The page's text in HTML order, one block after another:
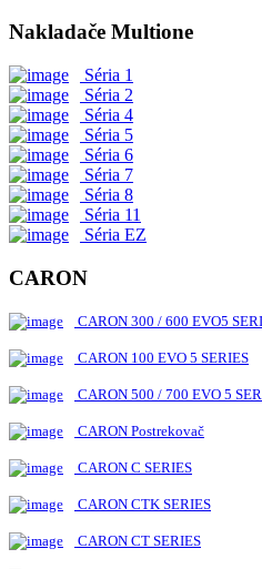
Nakladače Multione
Séria 1
Séria 2
Séria 4
Séria 5
Séria 6
Séria 7
Séria 8
Séria 11
Séria EZ
CARON
CARON 300 / 600 EVO5
CARON 100 EVO 5 SERIES
CARON 500 / 700 EVO 5
CARON Postrekovač
CARON C SERIES
CARON CTK SERIES
CARON CT SERIES